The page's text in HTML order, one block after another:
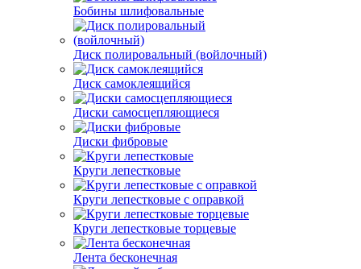
Бобины шлифовальные
Диск полировальный (войлочный)
Диск самоклеящийся
Диски самосцепляющиеся
Диски фибровые
Круги лепестковые
Круги лепестковые с оправкой
Круги лепестковые торцевые
Лента бесконечная